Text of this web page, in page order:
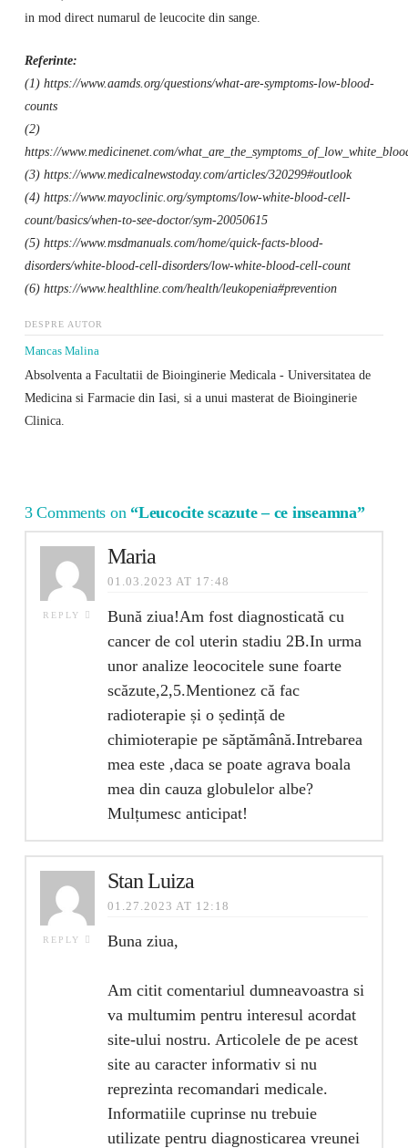
in mod direct numarul de leucocite din sange.
Referinte:
(1) https://www.aamds.org/questions/what-are-symptoms-low-blood-
counts
(2)
https://www.medicinenet.com/
(3) https://www.medicalnewstoday.com/articles/320299#outlook
(4) https://www.mayoclinic.org/symptoms/low-white-blood-cell-
count/basics/when-to-see-doctor/sym-20050615
(5) https://www.msdmanuals.com/home/quick-facts-blood-
disorders/white-blood-cell-disorders/low-white-blood-cell-count
(6) https://www.healthline.com/health/leukopenia#prevention
DESPRE AUTOR
Mancas Malina
Absolventa a Facultatii de Bioinginerie Medicala - Universitatea de
Medicina si Farmacie din Iasi, si a unui masterat de Bioinginerie
Clinica.
3 Comments on “Leucocite scazute – ce inseamna”
REPLY
Maria
01.03.2023 AT 17:48
Bună ziua!Am fost diagnosticată cu
cancer de col uterin stadiu 2B.In urma
unor analize leococitele sune foarte
scăzute,2,5.Mentionez că fac
radioterapie și o ședință de
chimioterapie pe săptămână.Intrebarea
mea este ,daca se poate agrava boala
mea din cauza globulelor albe?
Mulțumesc anticipat!
REPLY
Stan Luiza
01.27.2023 AT 12:18
Buna ziua,
Am citit comentariul dumneavoastra si
va multumim pentru interesul acordat
site-ului nostru. Articolele de pe acest
site au caracter informativ si nu
reprezinta recomandari medicale.
Informatiile cuprinse nu trebuie
utilizate pentru diagnosticarea vreunei